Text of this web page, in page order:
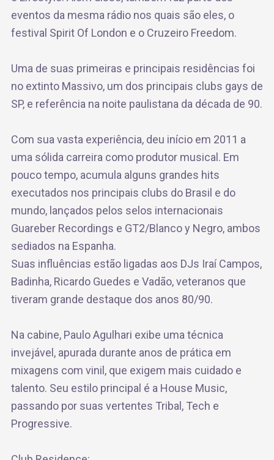
eventos da mesma rádio nos quais são eles, o
festival Spirit Of London e o Cruzeiro Freedom.
Uma de suas primeiras e principais residências foi
no extinto Massivo, um dos principais clubs gays de
SP, e referência na noite paulistana da década de 90.
Com sua vasta experiência, deu início em 2011 a
uma sólida carreira como produtor musical. Em
pouco tempo, acumula alguns grandes hits
executados nos principais clubs do Brasil e do
mundo, lançados pelos selos internacionais
Guareber Recordings e GT2/Blanco y Negro, ambos
sediados na Espanha.
Suas influências estão ligadas aos DJs Iraí Campos,
Badinha, Ricardo Guedes e Vadão, veteranos que
tiveram grande destaque dos anos 80/90.
Na cabine, Paulo Agulhari exibe uma técnica
invejável, apurada durante anos de prática em
mixagens com vinil, que exigem mais cuidado e
talento. Seu estilo principal é a House Music,
passando por suas vertentes Tribal, Tech e
Progressive.